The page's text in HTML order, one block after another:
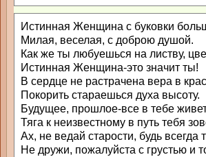
Истинная Женщина с буковки
Милая, веселая, с доброю душой.
Как же ты любуешься на листву,
Истинная Женщина-это значит ты!
В сердце не растрачена вера в
Покорить стараешься духа высоту.
Будущее, прошлое-все в тебе
Тяга к неизвестному в путь тебя
Ах, не ведай старости, будь всегда
Не дружи, пожалуйста с грустью и